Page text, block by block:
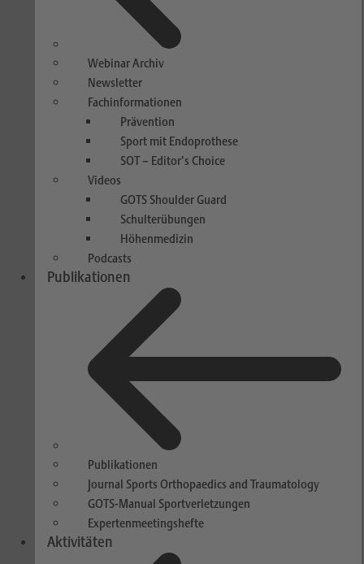
Webinar Archiv
Newsletter
Fachinformationen
Prävention
Sport mit Endoprothese
SOT – Editor’s Choice
Videos
GOTS Shoulder Guard
Schulterübungen
Höhenmedizin
Podcasts
Publikationen
Publikationen
Journal Sports Orthopaedics and Traumatology
GOTS-Manual Sportverletzungen
Expertenmeetingshefte
Aktivitäten